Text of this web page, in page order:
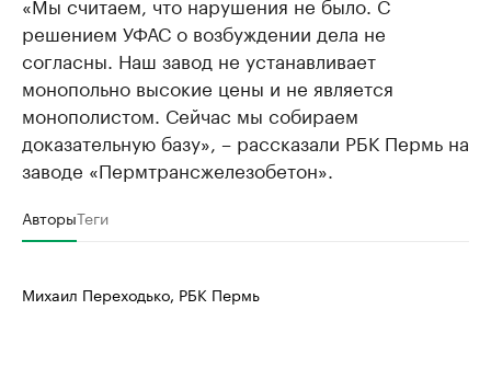
решением УФАС о возбуждении дела не
согласны. Наш завод не устанавливает
монопольно высокие цены и не является
монополистом. Сейчас мы собираем
доказательную базу», – рассказали РБК Пермь на
заводе «Пермтрансжелезобетон».
АвторыТеги
Михаил Переходько, РБК Пермь